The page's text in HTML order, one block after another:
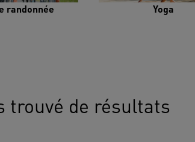
randonnée Yoga
trouvé de résultats